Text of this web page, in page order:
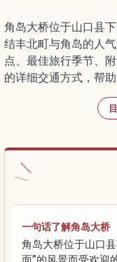
角岛大桥位于山口县
结丰北町与角岛的人
点、最佳旅行季节、
的详细交通方式，帮
一句话了解角岛大桥
角岛大桥位于山口